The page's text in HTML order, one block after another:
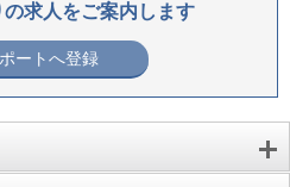
求人をご案内します
ートへ登録